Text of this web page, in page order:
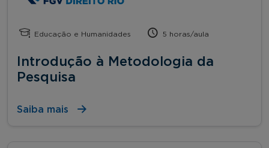
Educação e Humanidades 5 horas/aula
Introdução à Metodologia da
Pesquisa
Saiba mais